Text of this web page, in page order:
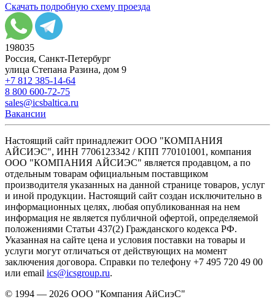
Скачать подробную схему проезда
198035
Россия, Санкт-Петербург
улица Степана Разина, дом 9
+7 812 385-14-64
8 800 600-72-75
sales@icsbaltica.ru
Вакансии
Настоящий сайт принадлежит ООО "КОМПАНИЯ
АЙСИЭС", ИНН 7706123342 / КПП 770101001, компания
ООО "КОМПАНИЯ АЙСИЭС" является продавцом, а по
отдельным товарам официальным поставщиком
производителя указанных на данной странице товаров, услуг
и иной продукции. Настоящий сайт создан исключительно в
информационных целях, любая опубликованная на нем
информация не является публичной офертой, определяемой
положениями Статьи 437(2) Гражданского кодекса РФ.
Указанная на сайте цена и условия поставки на товары и
услуги могут отличаться от действующих на момент
заключения договора. Справки по телефону +7 495 720 49 00
или email ics@icsgroup.ru.
© 1994 — 2026 ООО "Компания АйСиэС"